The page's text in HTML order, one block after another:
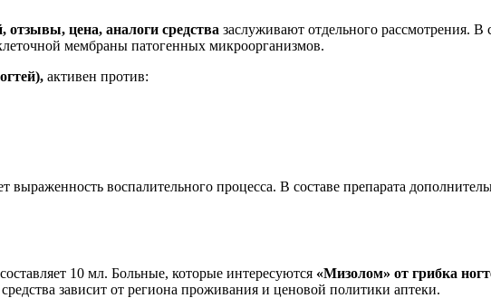
отзывы, цена, аналоги средства заслуживают отдельного рассмотрения. В
мембраны патогенных микроорганизмов.
активен против:
выраженность воспалительного процесса. В составе препарата
10 мл. Больные, которые интересуются «Мизолом» от грибка
зависит от региона проживания и ценовой политики аптеки.